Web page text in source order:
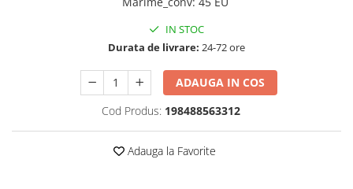
IN STOC
Durata de livrare: 24-72 ore
ADAUGA IN COS
Cod Produs: 198488563312
Adauga la Favorite